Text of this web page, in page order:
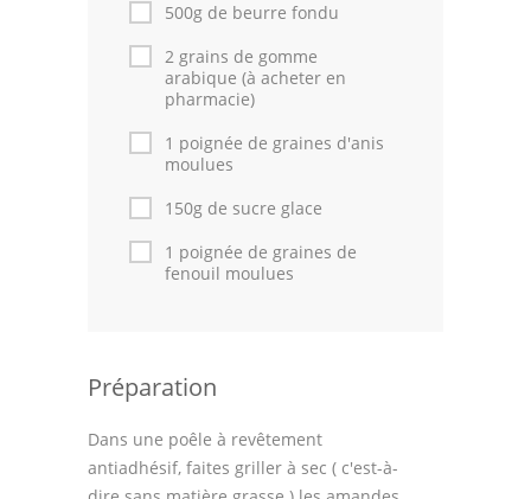
500g de beurre fondu
2 grains de gomme
arabique (à acheter en
pharmacie)
1 poignée de graines d'anis
moulues
150g de sucre glace
1 poignée de graines de
fenouil moulues
Préparation
Dans une poêle à revêtement
antiadhésif, faites griller à sec ( c'est-à-